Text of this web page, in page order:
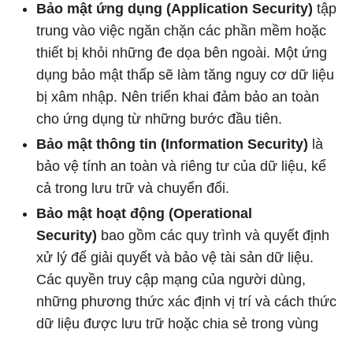
Bảo mật ứng dụng (Application Security) tập
trung vào việc ngăn chặn các phần mềm hoặc
thiết bị khỏi những đe dọa bên ngoài. Một ứng
dụng bảo mật thấp sẽ làm tăng nguy cơ dữ liệu
bị xâm nhập. Nên triển khai đảm bảo an toàn
cho ứng dụng từ những bước đầu tiên.
Bảo mật thông tin (Information Security) là
bảo vệ tính an toàn và riêng tư của dữ liệu, kể
cả trong lưu trữ và chuyển đổi.
Bảo mật hoạt động (Operational
Security) bao gồm các quy trình và quyết định
xử lý để giải quyết và bảo vệ tài sản dữ liệu.
Các quyền truy cập mạng của người dùng,
những phương thức xác định vị trí và cách thức
dữ liệu được lưu trữ hoặc chia sẻ trong vùng